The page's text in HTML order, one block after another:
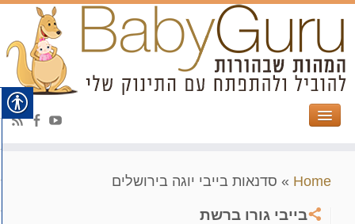
Home
» סדנאות בייבי יוגה בירושלים
בייבי גורו ברשת